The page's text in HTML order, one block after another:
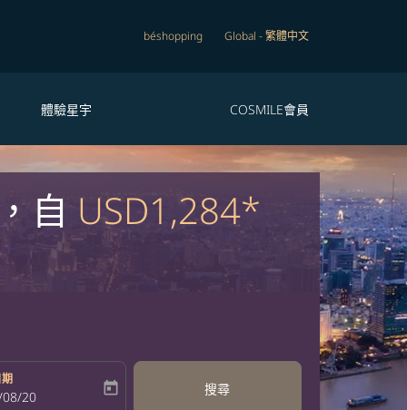
béshopping Global -繁體中文
體驗星宇 COSMILE會員
自 USD1,284*
return-date-aria-label
20 today 搜尋